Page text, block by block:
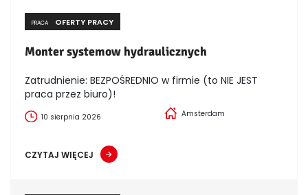
PRACA OFERTY PRACY
Monter systemow hydraulicznych
Zatrudnienie: BEZPOŚREDNIO w firmie (to NIE JEST
praca przez biuro)!
10 sierpnia 2026 Amsterdam
CZYTAJ WIĘCEJ